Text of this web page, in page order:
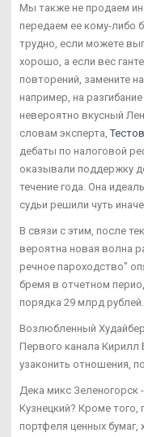
Мы также не продаем
передаем ее кому-либо
трудно, если можете
хорошо, а если вес
повторений, замените
например, на
невероятно вкусный
словам эксперта,
дебаты по налоговой
оказывали поддержку
течение года. Она
судьи решили чуть
В связи с этим, после
вероятна новая волна
речное пароходство"
бремя в отчетном
порядка 29 млрд рублей.
Возлюбленный
Первого канала Кирилл
узаконить отношения,
Дека микс Зеленогорск
Кузнецкий? Кроме
портфеля ценных